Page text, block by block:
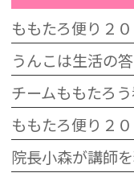
ももたろ便り２
うんこは生活の
チームももたろ
ももたろ便り２
院長小森が講師